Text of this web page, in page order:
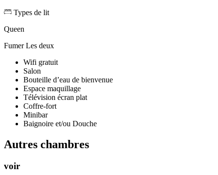
Types de lit
Queen
Fumer Les deux
Wifi gratuit
Salon
Bouteille d’eau de bienvenue
Espace maquillage
Télévision écran plat
Coffre-fort
Minibar
Baignoire et/ou Douche
Autres chambres
voir